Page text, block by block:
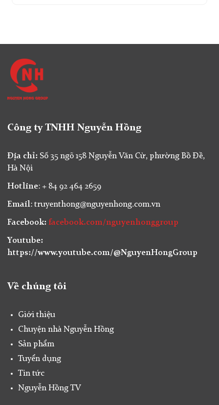
Công ty TNHH Nguyễn Hồng
Địa chỉ: Số 35 ngõ 158 Nguyễn Văn Cừ, phường Bồ Đề,
Hà Nội
Hotline: + 84 92 464 2659
Email: truyenthong@nguyenhong.com.vn
Facebook: facebook.com/nguyenhonggroup
Youtube:
https://www.youtube.com/@NguyenHongGroup
Về chúng tôi
Giới thiệu
Chuyện nhà Nguyễn Hồng
Sản phẩm
Tuyển dụng
Tin tức
Nguyễn Hồng TV